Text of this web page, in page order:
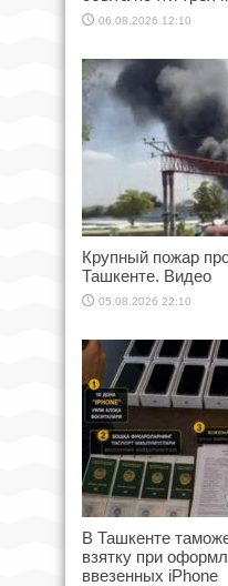
06.08.2026 12:10
Крупный пожар
Ташкенте. Видео
05.08.2026 22:10
В Ташкенте
взятку при
ввезенных iPhone